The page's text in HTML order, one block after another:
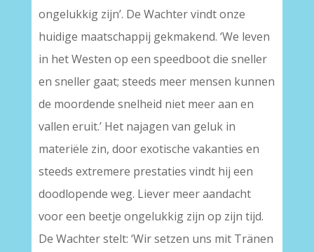
ongelukkig zijn’. De Wachter vindt onze
huidige maatschappij gekmakend. ‘We leven
in het Westen op een speedboot die sneller
en sneller gaat; steeds meer mensen kunnen
de moordende snelheid niet meer aan en
vallen eruit.’ Het najagen van geluk in
materiële zin, door exotische vakanties en
steeds extremere prestaties vindt hij een
doodlopende weg. Liever meer aandacht
voor een beetje ongelukkig zijn op zijn tijd.
De Wachter stelt: ‘Wir setzen uns mit Tränen